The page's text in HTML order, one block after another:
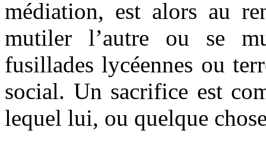
médiation, est alors au
mutiler l’autre ou se
fusillades lycéennes ou
social. Un sacrifice est
lequel lui, ou quelque